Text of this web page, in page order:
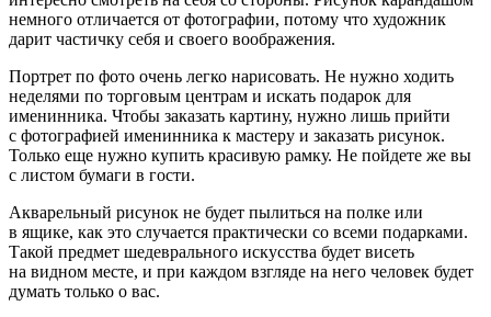
немного отличается от фотографии, потому что художник
дарит частичку себя и своего воображения.
Портрет по фото очень легко нарисовать. Не нужно ходить
неделями по торговым центрам и искать подарок для
именинника. Чтобы заказать картину, нужно лишь прийти
с фотографией именинника к мастеру и заказать рисунок.
Только еще нужно купить красивую рамку. Не пойдете же вы
с листом бумаги в гости.
Акварельный рисунок не будет пылиться на полке или
в ящике, как это случается практически со всеми подарками.
Такой предмет шедеврального искусства будет висеть
на видном месте, и при каждом взгляде на него человек будет
думать только о вас.